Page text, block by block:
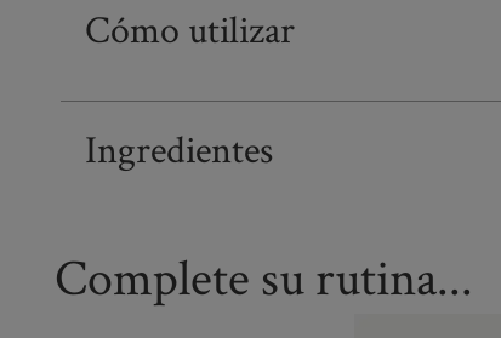
Cómo utilizar
Ingredientes
Complete su rutina...